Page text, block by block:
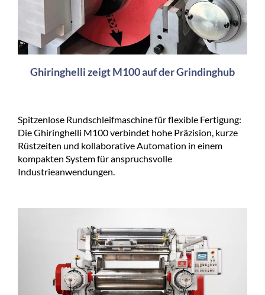
Ghiringhelli zeigt M100 auf der Grindinghub
Spitzenlose Rundschleifmaschine für flexible Fertigung:
Die Ghiringhelli M100 verbindet hohe Präzision, kurze
Rüstzeiten und kollaborative Automation in einem
kompakten System für anspruchsvolle
Industrieanwendungen.